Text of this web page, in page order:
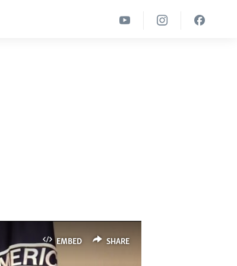
EMBED SHARE